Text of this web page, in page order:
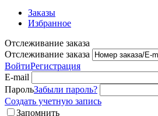
Заказы
Избранное
Отслеживание заказа
Отслеживание заказа
ВойтиРегистрация
E-mail
ПарольЗабыли пароль?
Создать учетную запись
Запомнить